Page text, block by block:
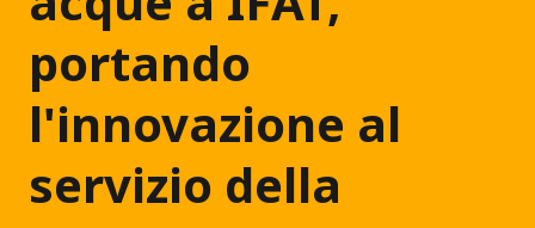
portando
l'innovazione al
servizio della